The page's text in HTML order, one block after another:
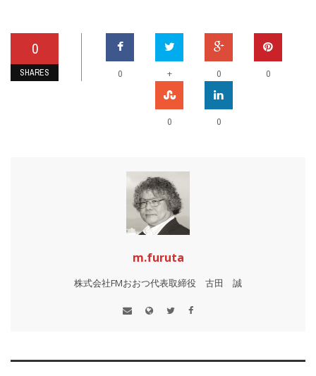
0
SHARES 0 + 0 0
0 0
m.furuta
株式会社FMおおつ代表取締役 古田 誠